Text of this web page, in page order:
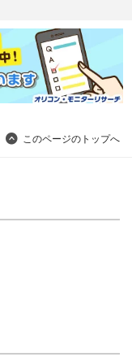
このページのトップへ